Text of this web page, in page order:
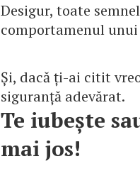
Desigur, toate
comportamenul
Și, dacă ți-ai citit
siguranță adevărat.
Te iubește
mai jos!